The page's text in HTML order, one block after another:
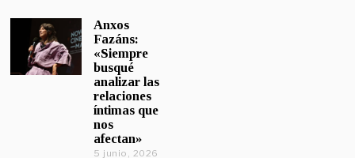
Anxos
Fazáns:
«Siempre
busqué
analizar las
relaciones
íntimas que
nos
afectan»
5 junio, 2026